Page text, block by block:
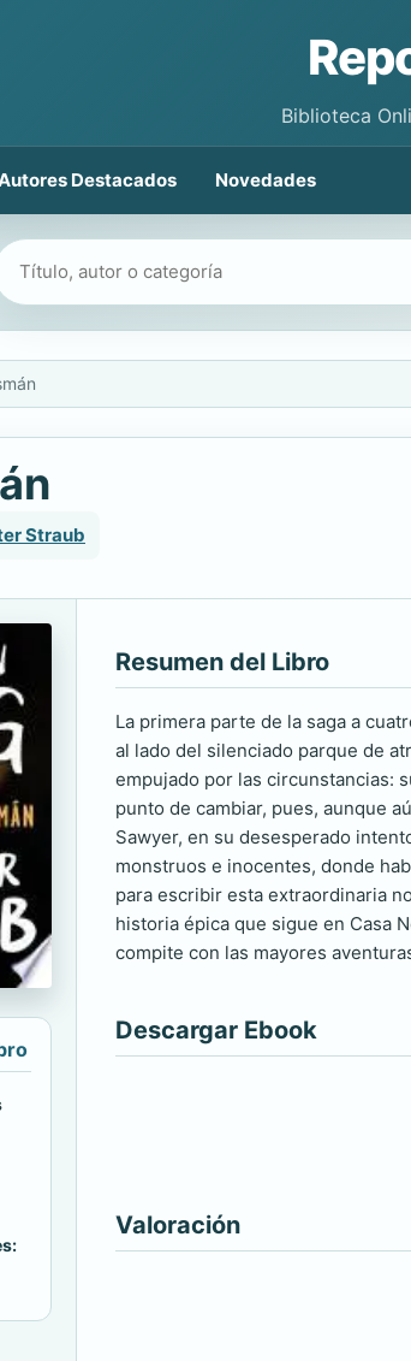
Biblioteca
Destacados Novedades
libros
Straub
Resumen del Libro
La primera parte de la saga a
al lado del silenciado parque de
empujado por las circunstancias:
punto de cambiar, pues, aunque
Sawyer, en su desesperado
monstruos e inocentes, donde
para escribir esta extraordinaria
historia épica que sigue en Casa
compite con las mayores
Descargar Ebook
Valoración